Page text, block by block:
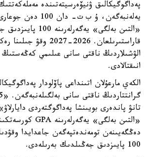
پەداگوگيكالىق ۋنيۆەرسيتەتىندە
يەلەنبەگەن، ۇ ب ت-
«التىن بەلگى»
قاراستىرىلعان. 2026-2027
الۋشىلاردىڭ ناقتى سانى عىلىمي
انىقتالادى.
الكەي مارعۇلان اتىنداعى پاۆلودار
تانۋ پاندەرى بويىنشا پەداگوگتەردى
دەڭگەيىنەن تومەندەتپەگەن جاعدايدا
100 پايىزدىق جەڭىلدىك بەرىلەدى.